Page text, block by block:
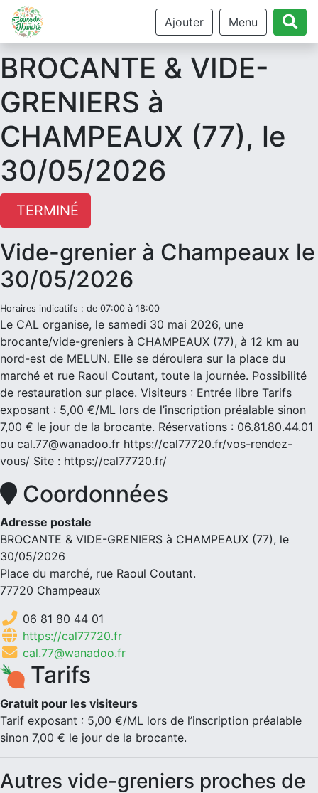
Ajouter Menu
BROCANTE & VIDE-
GRENIERS à
CHAMPEAUX (77), le
30/05/2026
TERMINÉ
Vide-grenier à Champeaux le
30/05/2026
Horaires indicatifs : de 07:00 à 18:00
Le CAL organise, le samedi 30 mai 2026, une
brocante/vide-greniers à CHAMPEAUX (77), à 12 km au
nord-est de MELUN. Elle se déroulera sur la place du
marché et rue Raoul Coutant, toute la journée. Possibilité
de restauration sur place. Visiteurs : Entrée libre Tarifs
exposant : 5,00 €/ML lors de l’inscription préalable sinon
7,00 € le jour de la brocante. Réservations : 06.81.80.44.01
ou cal.77@wanadoo.fr https://cal77720.fr/vos-rendez-
vous/ Site : https://cal77720.fr/
Coordonnées
Adresse postale
BROCANTE & VIDE-GRENIERS à CHAMPEAUX (77), le
30/05/2026
Place du marché, rue Raoul Coutant.
77720 Champeaux
06 81 80 44 01
https://cal77720.fr
cal.77@wanadoo.fr
Tarifs
Gratuit pour les visiteurs
Tarif exposant : 5,00 €/ML lors de l’inscription préalable
sinon 7,00 € le jour de la brocante.
Autres vide-greniers proches de